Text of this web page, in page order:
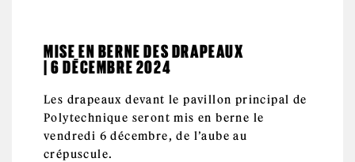
MISE EN BERNE DES DRAPEAUX
| 6 DÉCEMBRE 2024
Les drapeaux devant le pavillon principal de
Polytechnique seront mis en berne le
vendredi 6 décembre, de l’aube au
crépuscule.